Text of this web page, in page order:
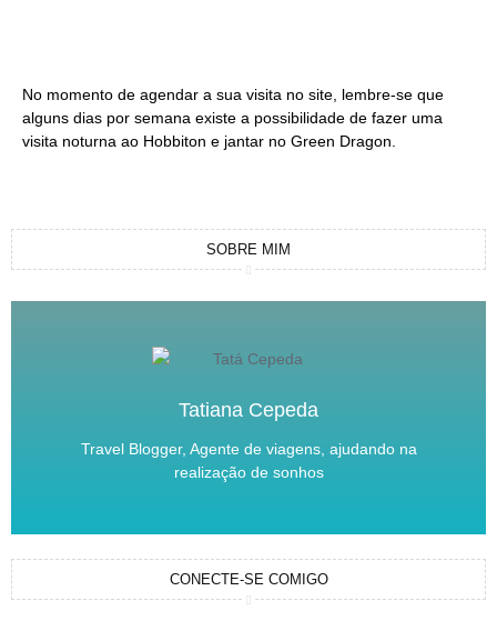
No momento de agendar a sua visita no site, lembre-se que
alguns dias por semana existe a possibilidade de fazer uma
visita noturna ao Hobbiton e jantar no Green Dragon.
SOBRE MIM
Tatiana Cepeda
Travel Blogger, Agente de viagens, ajudando na
realização de sonhos
CONECTE-SE COMIGO